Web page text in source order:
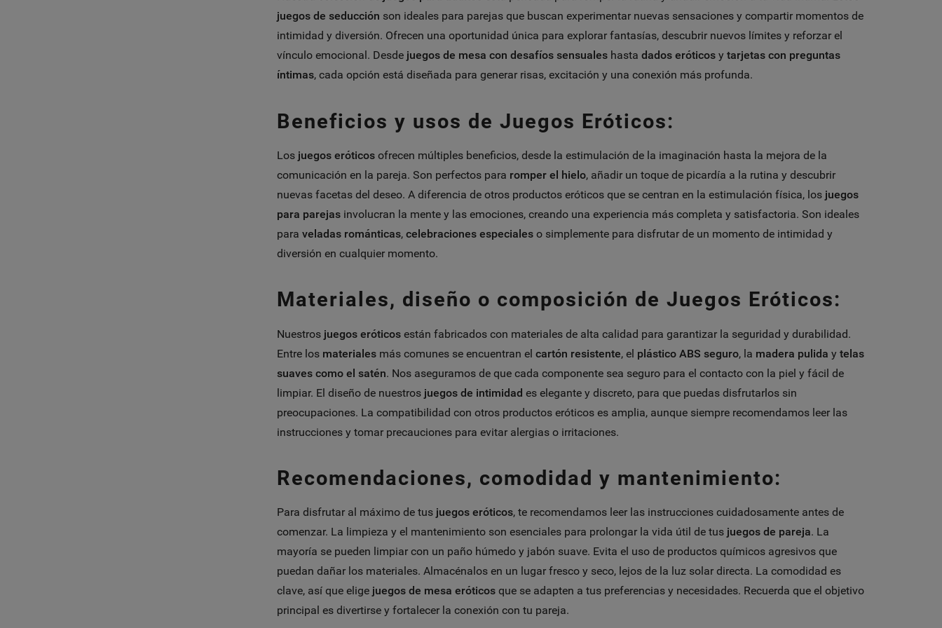
juegos de seducción son ideales para parejas que buscan experimentar nuevas sensaciones y compartir momentos de
intimidad y diversión. Ofrecen una oportunidad única para explorar fantasías, descubrir nuevos límites y reforzar el
vínculo emocional. Desde juegos de mesa con desafíos sensualeshasta dados eróticosy tarjetas con preguntas
íntimas, cada opción está diseñada para generar risas, excitación y una conexión más profunda.
Beneficios y usos de Juegos Eróticos:
Los juegos eróticosofrecen múltiples beneficios, desde la estimulación de la imaginación hasta la mejora de la
comunicación en la pareja. Son perfectos para romper el hielo, añadir un toque de picardía a la rutina y descubrir
nuevas facetas del deseo. A diferencia de otros productos eróticos que se centran en la estimulación física, los juegos
para parejasinvolucran la mente y las emociones, creando una experiencia más completa y satisfactoria. Son ideales
para veladas románticas, celebraciones especialeso simplemente para disfrutar de un momento de intimidad y
diversión en cualquier momento.
Materiales, diseño o composición de Juegos Eróticos:
Nuestros juegos eróticosestán fabricados con materiales de alta calidad para garantizar la seguridad y durabilidad.
Entre los materialesmás comunes se encuentran el cartón resistente, el plástico ABS seguro, la madera pulida y telas
suaves como el satén. Nos aseguramos de que cada componente sea seguro para el contacto con la piel y fácil de
limpiar. El diseño de nuestros juegos de intimidad es elegante y discreto, para que puedas disfrutarlos sin
preocupaciones. La compatibilidad con otros productos eróticos es amplia, aunque siempre recomendamos leer las
instrucciones y tomar precauciones para evitar alergias o irritaciones.
Recomendaciones, comodidad y mantenimiento:
Para disfrutar al máximo de tus juegos eróticos, te recomendamos leer las instrucciones cuidadosamente antes de
comenzar. La limpieza y el mantenimiento son esenciales para prolongar la vida útil de tus juegos de pareja. La
mayoría se pueden limpiar con un paño húmedo y jabón suave. Evita el uso de productos químicos agresivos que
puedan dañar los materiales. Almacénalos en un lugar fresco y seco, lejos de la luz solar directa. La comodidad es
clave, así que elige juegos de mesa eróticosque se adapten a tus preferencias y necesidades. Recuerda que el objetivo
principal es divertirse y fortalecer la conexión con tu pareja.